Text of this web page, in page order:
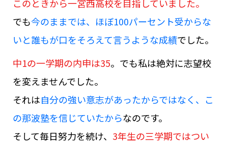
このときから一宮西高校を目指していました。
でも今のままでは、ほぼ100パーセント受からな
いと誰もが口をそろえて言うような成績でした。
中1の一学期の内申は35。でも私は絶対に志望校
を変えませんでした。
それは自分の強い意志があったからではなく、こ
の那波塾を信じていたからなのです。
そして毎日努力を続け、 3年生の三学期ではつい